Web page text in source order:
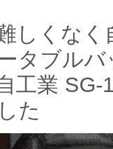
しくな
タブル
工業
た